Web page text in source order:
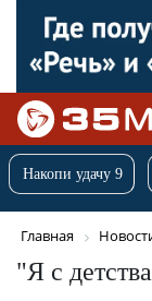
Накопи удачу 9
Главная
"Я с